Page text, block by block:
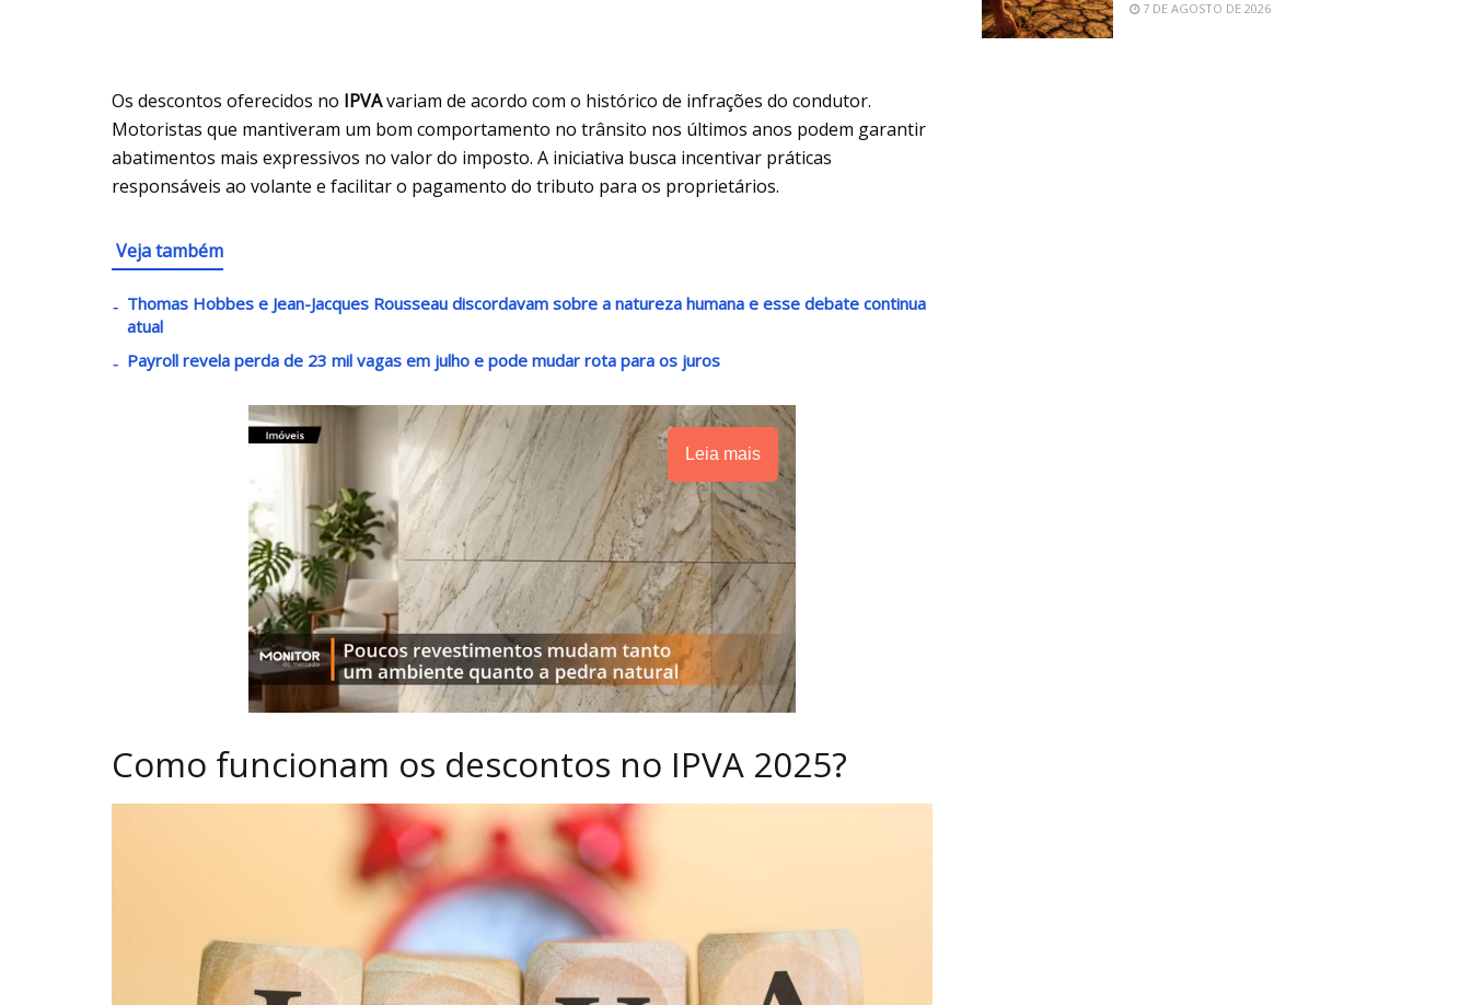
Os descontos oferecidos no IPVAvariam de acordo com o histórico de infrações do condutor.
Motoristas que mantiveram um bom comportamento no trânsito nos últimos anos podem garantir
abatimentos mais expressivos no valor do imposto. A iniciativa busca incentivar práticas
responsáveis ao volante e facilitar o pagamento do tributo para os proprietários.
Veja também
Thomas Hobbes e Jean-Jacques Rousseau discordavam sobre a natureza humana e esse debate continua
atual
Payroll revela perda de 23 mil vagas em julho e pode mudar rota para os juros
Leia mais
Como funcionam os descontos no IPVA 2025?
7 DE AGOSTO DE 2026